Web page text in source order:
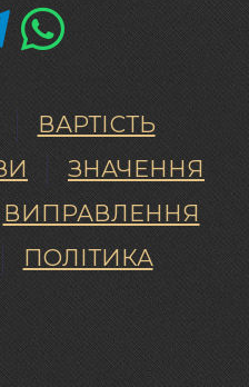
ВАРТІСТЬ
ЗНАЧЕННЯ
ВИПРАВЛЕННЯ
ПОЛІТИКА